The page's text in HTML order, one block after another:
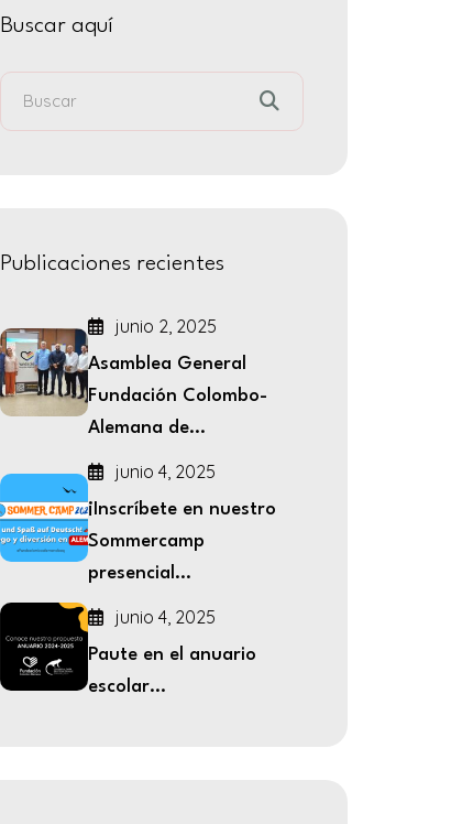
Buscar aquí
Publicaciones recientes
junio 2, 2025
Asamblea General
Fundación Colombo-
Alemana de...
junio 4, 2025
¡Inscríbete en nuestro
Sommercamp
presencial...
junio 4, 2025
Paute en el anuario
escolar...